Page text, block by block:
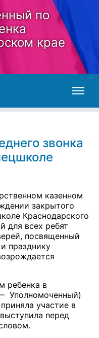
по
крае
звонка
казенном
закрытого
Краснодарского
для всех ребят
посвященный
празднику
ребенка в
Уполномоченный)
участие в
перед